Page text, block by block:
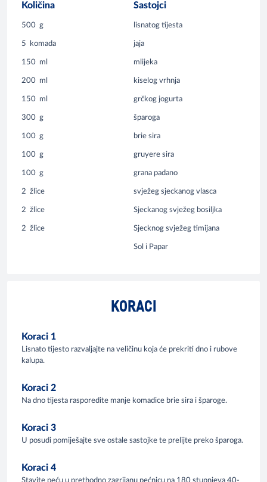
Količina Sastojci
500 g lisnatog tijesta
5 komada jaja
150 ml mlijeka
200 ml kiselog vrhnja
150 ml grčkog jogurta
300 g šparoga
100 g brie sira
100 g gruyere sira
100 g grana padano
2 žlice svježeg sjeckanog vlasca
2 žlice Sjeckanog svježeg bosiljka
2 žlice Sjecknog svježeg timijana
Sol i Papar
KORACI
Koraci 1
Lisnato tijesto razvaljajte na veličinu koja će prekriti dno i rubove
kalupa.
Koraci 2
Na dno tijesta rasporedite manje komadice brie sira i šparoge.
Koraci 3
U posudi pomiješajte sve ostale sastojke te prelijte preko šparoga.
Koraci 4